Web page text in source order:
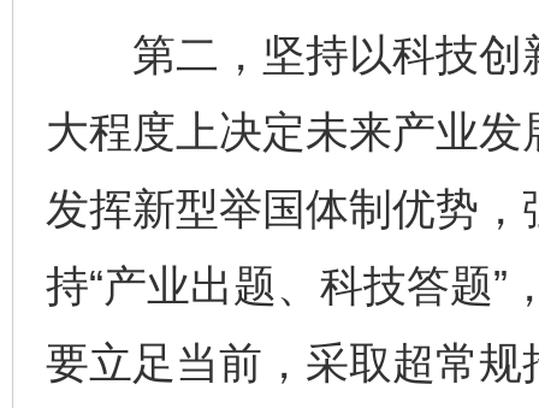
第二，坚持以科技创
大程度上决定未来产业
发挥新型举国体制优势
持“产业出题、科技答题”
要立足当前，采取超常